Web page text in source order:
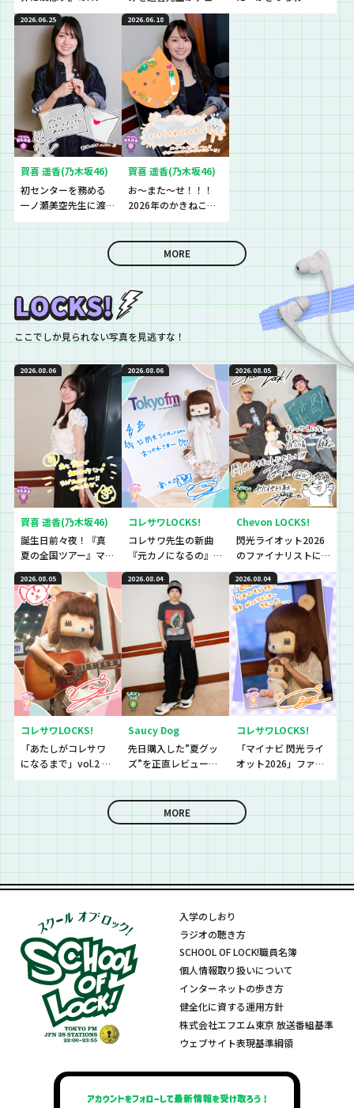
観た生徒の感想をチ
ェック！
ック！
2026』を最速でチェ
2026.06.25
賀喜 遥香(乃木坂46)
初センターを務める
一ノ瀬美空先生に渡
したものとは？
2026.06.18
賀喜 遥香(乃木坂46)
お〜また〜せ！！！
2026年のかきねこう
ちわが完成♪♪♪
MORE
ここでしか見られない写真を見逃すな！
2026.08.06
賀喜 遥香(乃木坂46)
誕生日前々夜！『真
夏の全国ツアー』マ
ストアイテムと
は！？
2026.08.06
コレサワLOCKS!
コレサワ先生の新曲
『元カノになるの』
初解禁！！！！！
2026.08.05
Chevon LOCKS!
閃光ライオット2026
のファイナリストに
思わず「なんであん
な上手いの？！」さ
らに今夜は『セット
リストNo.5』の授
業！
2026.08.05
コレサワLOCKS!
「あたしがコレサワ
になるまで」vol.2 開
催！！
2026.08.04
Saucy Dog
先日購入した”夏グッ
ズ”を正直レビューし
ていきました！
2026.08.04
コレサワLOCKS!
「マイナビ 閃光ライ
オット2026」ファイ
ナリストたちの音源
を聴いていきます！
MORE
入学のしおり
ラジオの聴き方
SCHOOL OF LOCK!職員名簿
個人情報取り扱いについて
インターネットの歩き方
健全化に資する運用方針
株式会社エフエム東京 放送番組基準
ウェブサイト表現基準綱領